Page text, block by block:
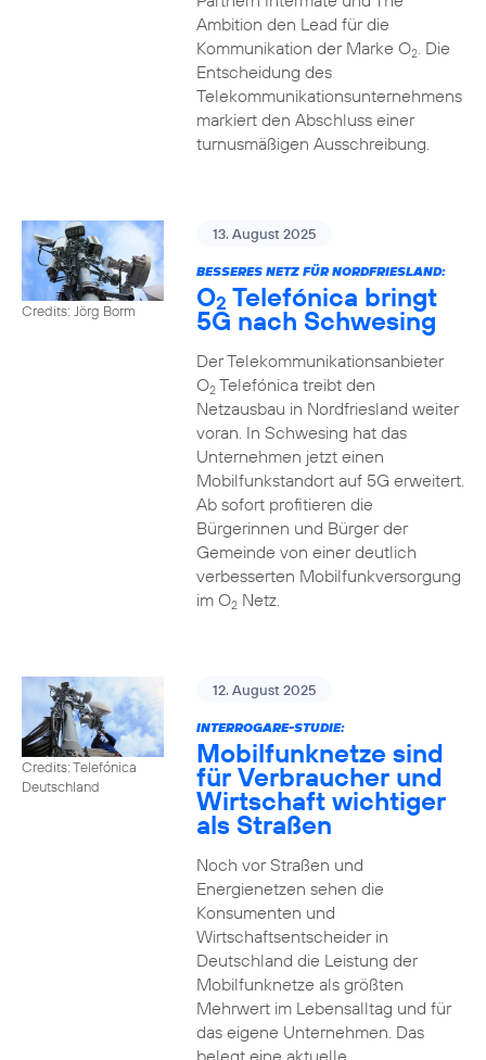
Ambition den Lead für die
Kommunikation der Marke O2. Die
Entscheidung des
Telekommunikationsunternehmens
markiert den Abschluss einer
turnusmäßigen Ausschreibung.
Credits: Jörg Borm
13. August 2025
BESSERES NETZ FÜR NORDFRIESLAND:
O2 Telefónica bringt
5G nach Schwesing
Der Telekommunikationsanbieter
O2Telefónica treibt den
Netzausbau in Nordfriesland weiter
voran. In Schwesing hat das
Unternehmen jetzt einen
Mobilfunkstandort auf 5G erweitert.
Ab sofort profitieren die
Bürgerinnen und Bürger der
Gemeinde von einer deutlich
verbesserten Mobilfunkversorgung
im O2Netz.
Credits: Telefónica
Deutschland
12. August 2025
INTERROGARE-STUDIE:
Mobilfunknetze sind
für Verbraucher und
Wirtschaft wichtiger
als Straßen
Noch vor Straßen und
Energienetzen sehen die
Konsumenten und
Wirtschaftsentscheider in
Deutschland die Leistung der
Mobilfunknetze als größten
Mehrwert im Lebensalltag und für
das eigene Unternehmen. Das
belegt eine aktuelle